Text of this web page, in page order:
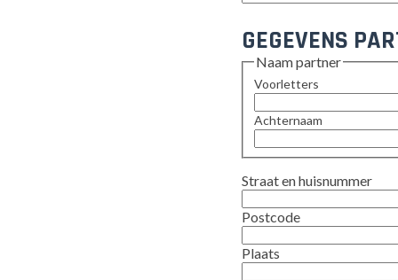
GEGEVENS
Naam partner
Voorletters
Achternaam
Straat en huisnummer
Postcode
Plaats